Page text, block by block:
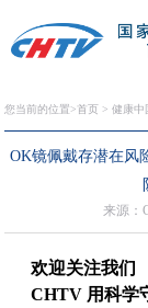
您当前的位置>首页 >健康中
OK镜佩戴存潜在风
来源：
欢迎关注我们
CHTV 用科学